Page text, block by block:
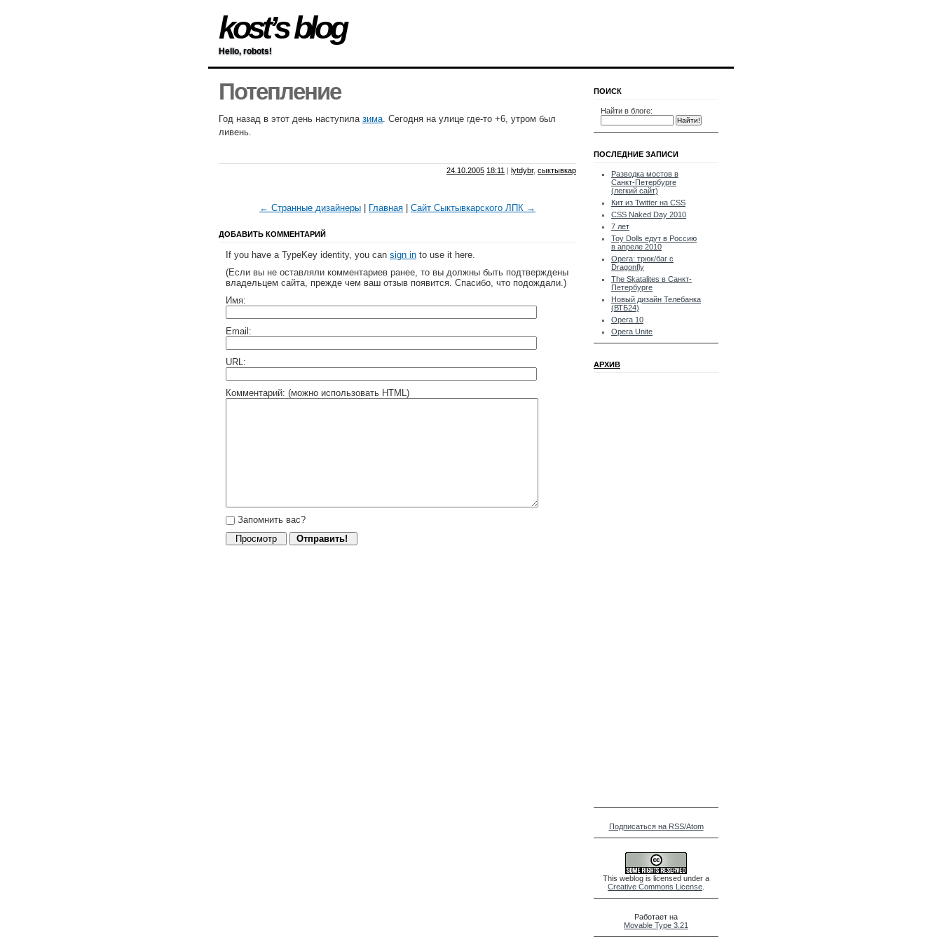
kost’s blog
Hello, robots!
Потепление
Год назад в этот день наступила зима. Сегодня на улице где-то +6, утром был
ливень.
24.10.2005 18:11 | lytdybr, сыктывкар
← Странные дизайнеры Главная Сайт Сыктывкарского ЛПК →
ДОБАВИТЬ КОММЕНТАРИЙ
If you have a TypeKey identity, you can sign in to use it here.
(Если вы не оставляли комментариев ранее, то вы должны быть подтверждены
владельцем сайта, прежде чем ваш отзыв появится. Спасибо, что подождали.)
Имя:
Email:
URL:
Комментарий: (можно использовать HTML)
Запомнить вас?
ПОИСК
Найти в блоге:
ПОСЛЕДНИЕ ЗАПИСИ
Разводка мостов в
Санкт-Петербурге
(легкий сайт)
Кит из Twitter на CSS
CSS Naked Day 2010
7 лет
Toy Dolls едут в Россию
в апреле 2010
Opera: трюк/баг с
Dragonfly
The Skatalites в Санкт-
Петербурге
Новый дизайн Телебанка
(ВТБ24)
Opera 10
Opera Unite
АРХИВ
Подписаться на RSS/Atom
This weblog is licensed under a
Creative Commons License
Работает на
Movable Type 3.21